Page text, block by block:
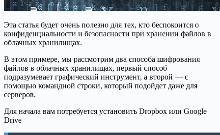
Эта статья будет очень полезно для тех, кто беспокоится о
конфиденциальности и безопасности при хранении файлов в
облачных хранилищах.
В этом примере, мы рассмотрим два способа шифрования
файлов в облачных хранилищах, первый способ
подразумевает графический инструмент, а второй — с
помощью командной строки, который подойдет даже для
серверов.
Для начала вам потребуется установить Dropbox или Google
Drive